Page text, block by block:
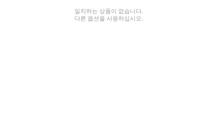
일치하는 상품이 없습니다.
다른 옵션을 사용하십시오.